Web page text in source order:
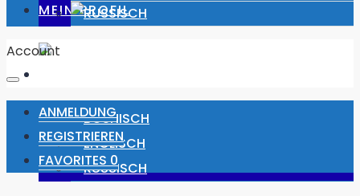
MEIN PROFIL
Account
ANMELDUNG
REGISTRIEREN
FAVORITES 0